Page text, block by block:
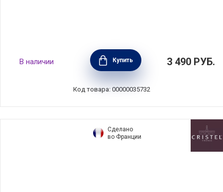
Крышка стеклянная ESSENTIAL 14 см, BEKA,
Бельгия, 100872
В наличии Купить 3 490 РУБ.
Код товара: 00000035732
Сделано
во Франции